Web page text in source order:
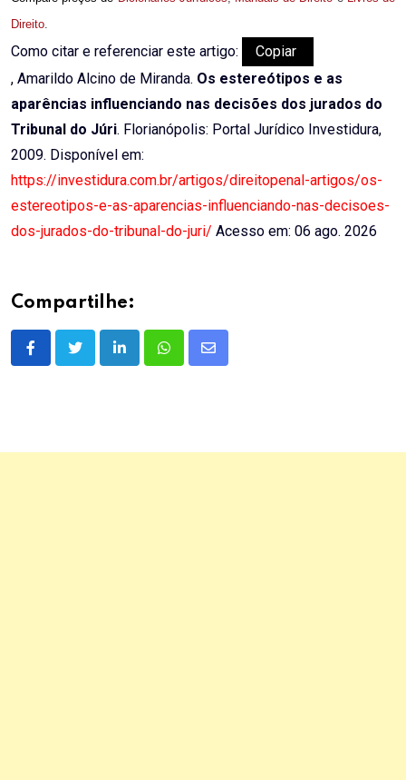
Direito.
Como citar e referenciar este artigo:
Copiar
, Amarildo Alcino de Miranda. Os estereótipos e as
aparências influenciando nas decisões dos jurados do
Tribunal do Júri. Florianópolis: Portal Jurídico Investidura,
2009. Disponível em:
https://investidura.com.br/artigos/direitopenal-artigos/os-
estereotipos-e-as-aparencias-influenciando-nas-decisoes-
dos-jurados-do-tribunal-do-juri/ Acesso em: 06 ago. 2026
Compartilhe:
LinkedInWhatsappShare